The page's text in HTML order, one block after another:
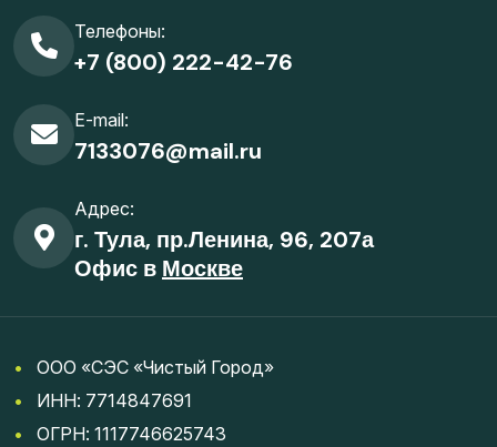
Телефоны:
+7 (800) 222-42-76
E-mail:
7133076@mail.ru
Адрес:
г. Тула, пр.Ленина, 96, 207а
Офис в Москве
• ООО «СЭС «Чистый Город»
•
ИНН: 7714847691
• ОГРН: 1117746625743